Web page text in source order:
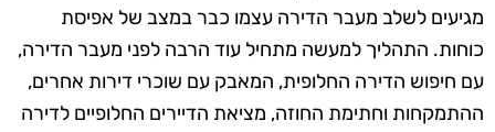
מגיעים לשלב מעבר הדירה עצמו כבר במצב של אפיסת
כוחות. התהליך למעשה מתחיל עוד הרבה לפני מעבר הדירה,
עם חיפוש הדירה החלופית, המאבק עם שוכרי דירות אחרים,
ההתמקחות וחתימת החוזה, מציאת הדיירים החלופיים לדירה